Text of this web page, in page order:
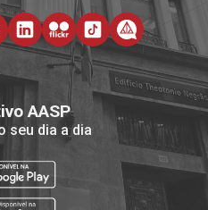
AASP
seu dia a dia